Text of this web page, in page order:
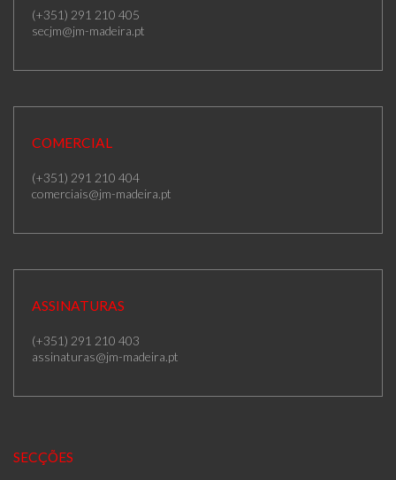
(+351) 291 210 405
secjm@jm-madeira.pt
COMERCIAL
(+351) 291 210 404
comerciais@jm-madeira.pt
ASSINATURAS
(+351) 291 210 403
assinaturas@jm-madeira.pt
SECÇÕES